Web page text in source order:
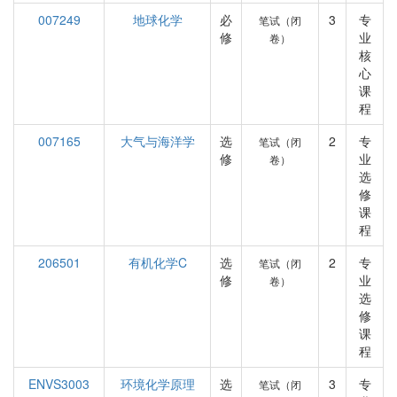
007249 地球化学
必
修
笔试（闭
卷）
3
专
业
核
心
课
程
007165
大气与海洋学
选
修
笔试（闭
卷）
2
专
业
选
修
课
程
206501
有机化学C
选
修
笔试（闭
卷）
2
专
业
选
修
课
程
ENVS3003
环境化学原理
选
笔试（闭
3
专